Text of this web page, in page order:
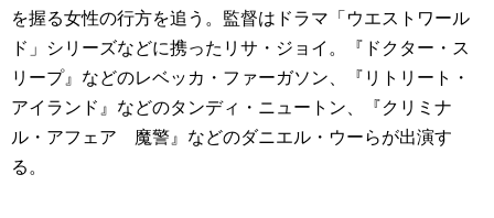
を握る女性の行方を追う。監督はドラマ「ウエストワール
ド」シリーズなどに携ったリサ・ジョイ。『ドクター・ス
リープ』などのレベッカ・ファーガソン、『リトリート・
アイランド』などのタンディ・ニュートン、『クリミナ
ル・アフェア 魔警』などのダニエル・ウーらが出演す
る。